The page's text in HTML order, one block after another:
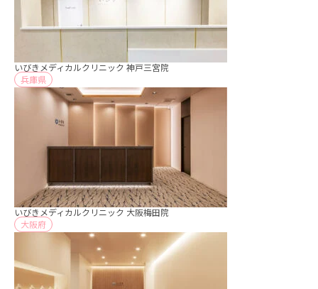
いびきメディカルクリニック 神戸三宮院
兵庫県
いびきメディカルクリニック 大阪梅田院
大阪府